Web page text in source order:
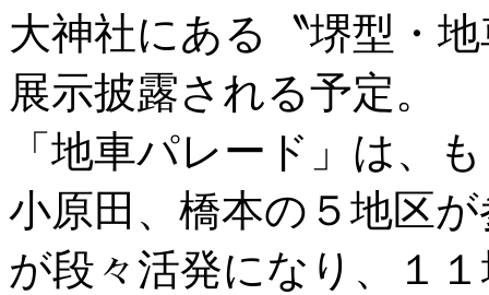
大神社にある〝堺型・
展示披露される予定。
「地車パレード」は、
小原田、橋本の５地区
が段々活発になり、１